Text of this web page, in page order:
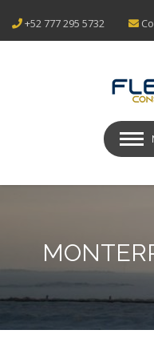
+52 777 295 5732